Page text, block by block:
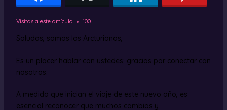
Visitas a este artículo 100
Saludos, somos los Arcturianos,
Es un placer hablar con ustedes; gracias por conectar con
nosotros.
A medida que inician el viaje de este nuevo año, es
esencial reconocer que muchos cambios y